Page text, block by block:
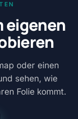
eigenen
oder einen
sehen, wie
Folie kommt.